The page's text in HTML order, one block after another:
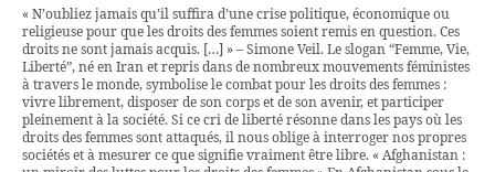
« N’oubliez jamais qu’il suffira d’une crise politique, économique ou
religieuse pour que les droits des femmes soient remis en question. Ces
droits ne sont jamais acquis. […] » – Simone Veil. Le slogan “Femme, Vie,
Liberté”, né en Iran et repris dans de nombreux mouvements féministes
à travers le monde, symbolise le combat pour les droits des femmes :
vivre librement, disposer de son corps et de son avenir, et participer
pleinement à la société. Si ce cri de liberté résonne dans les pays où les
droits des femmes sont attaqués, il nous oblige à interroger nos propres
sociétés et à mesurer ce que signifie vraiment être libre. « Afghanistan :